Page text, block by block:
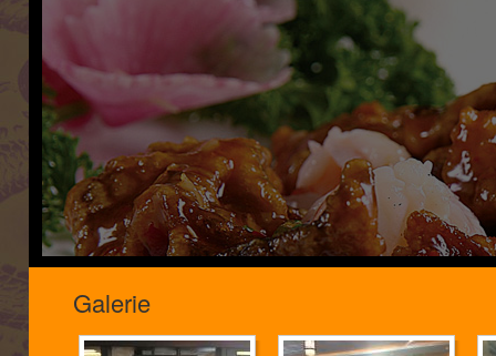
Galerie